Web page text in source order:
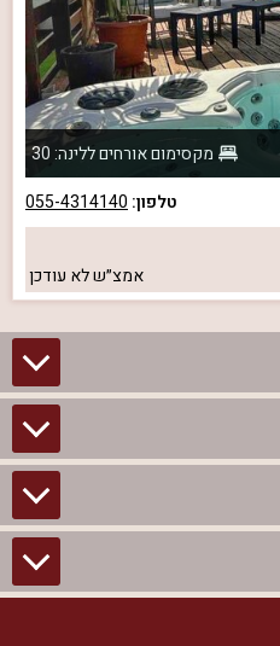
מקסימום אורחים ללינה: 30
טלפון: 055-4314140
אמצ״שלא עודכן